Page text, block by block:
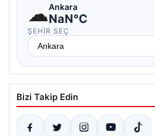
☁Ankara
NaN°C
ŞEHIR SEÇ
Bizi Takip Edin